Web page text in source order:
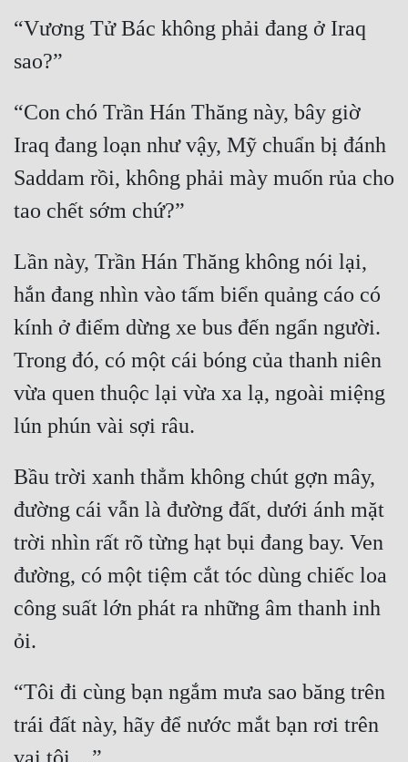
“Vương Tử Bác không phải đang ở Iraq
“Con chó Trần Hán Thăng này, bây giờ
Iraq đang loạn như vậy, Mỹ chuẩn bị đánh
Saddam rồi, không phải mày muốn rủa cho
Lần này, Trần Hán Thăng không nói lại,
hắn đang nhìn vào tấm biển quảng cáo có
kính ở điểm dừng xe bus đến ngẩn người.
Trong đó, có một cái bóng của thanh niên
vừa quen thuộc lại vừa xa lạ, ngoài miệng
Bầu trời xanh thẳm không chút gợn mây,
đường cái vẫn là đường đất, dưới ánh mặt
trời nhìn rất rõ từng hạt bụi đang bay. Ven
đường, có một tiệm cắt tóc dùng chiếc loa
công suất lớn phát ra những âm thanh inh
“Tôi đi cùng bạn ngắm mưa sao băng trên
trái đất này, hãy để nước mắt bạn rơi trên